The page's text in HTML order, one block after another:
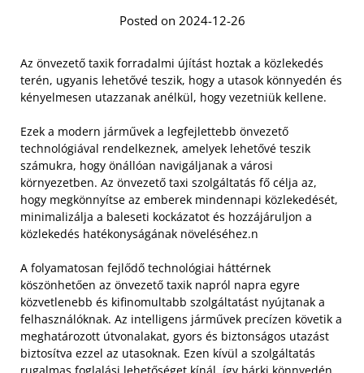
Posted on 2024-12-26
Az önvezető taxik forradalmi újítást hoztak a közlekedés
terén, ugyanis lehetővé teszik, hogy a utasok könnyedén és
kényelmesen utazzanak anélkül, hogy vezetniük kellene.
Ezek a modern járművek a legfejlettebb önvezető
technológiával rendelkeznek, amelyek lehetővé teszik
számukra, hogy önállóan navigáljanak a városi
környezetben. Az önvezető taxi szolgáltatás fő célja az,
hogy megkönnyítse az emberek mindennapi közlekedését,
minimalizálja a baleseti kockázatot és hozzájáruljon a
közlekedés hatékonyságának növeléséhez.n
A folyamatosan fejlődő technológiai háttérnek
köszönhetően az önvezető taxik napról napra egyre
közvetlenebb és kifinomultabb szolgáltatást nyújtanak a
felhasználóknak. Az intelligens járművek precízen követik a
meghatározott útvonalakat, gyors és biztonságos utazást
biztosítva ezzel az utasoknak. Ezen kívül a szolgáltatás